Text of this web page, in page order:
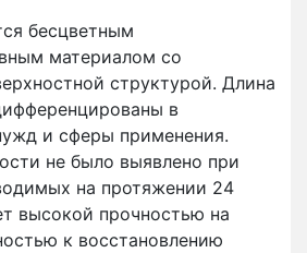
бесцветным
материалом со
структурой. Длина
в
и сферы применения.
не было выявлено при
на протяжении 24
высокой прочностью на
к восстановлению